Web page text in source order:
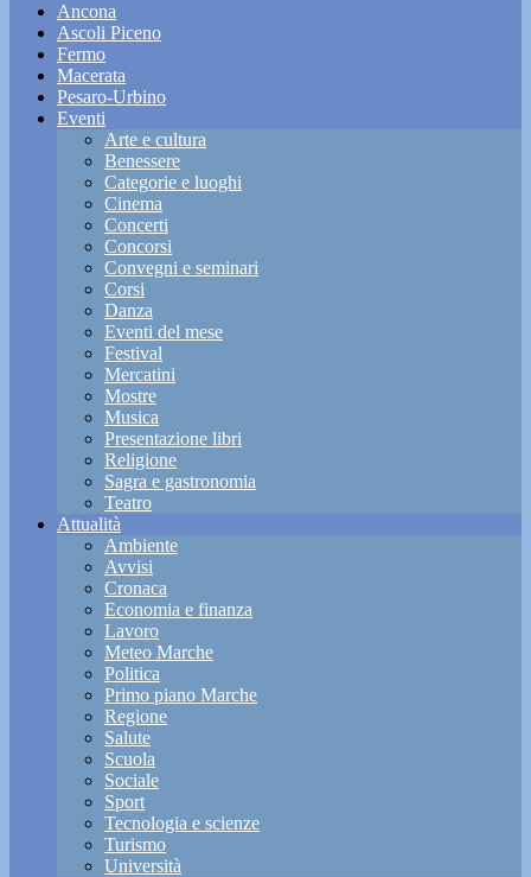
Ancona
Ascoli Piceno
Fermo
Macerata
Pesaro-Urbino
Eventi
Arte e cultura
Benessere
Categorie e luoghi
Cinema
Concerti
Concorsi
Convegni e seminari
Corsi
Danza
Eventi del mese
Festival
Mercatini
Mostre
Musica
Presentazione libri
Religione
Sagra e gastronomia
Teatro
Attualità
Ambiente
Avvisi
Cronaca
Economia e finanza
Lavoro
Meteo Marche
Politica
Primo piano Marche
Regione
Salute
Scuola
Sociale
Sport
Tecnologia e scienze
Turismo
Università